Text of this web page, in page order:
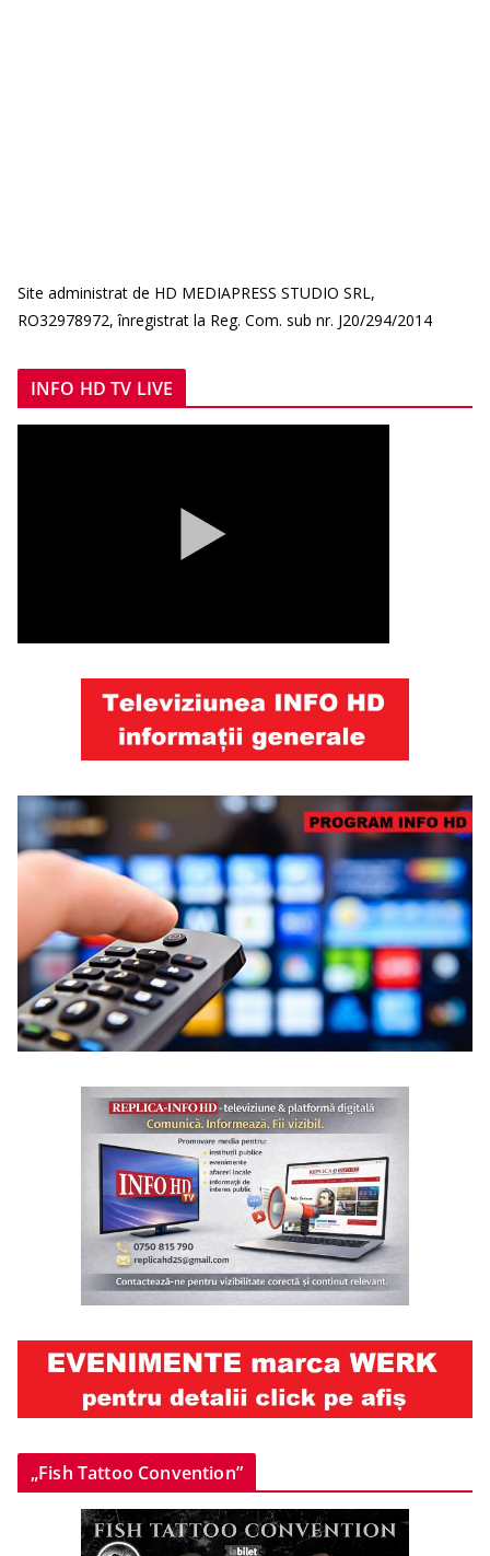
Site administrat de HD MEDIAPRESS STUDIO SRL,
RO32978972, înregistrat la Reg. Com. sub nr. J20/294/2014
INFO HD TV LIVE
„Fish Tattoo Convention”